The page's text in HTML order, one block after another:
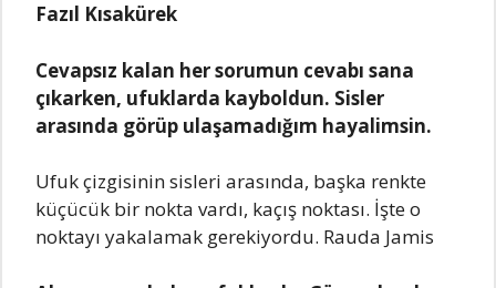
Fazıl Kısakürek
Cevapsız kalan her sorumun cevabı sana
çıkarken, ufuklarda kayboldun. Sisler
arasında görüp ulaşamadığım hayalimsin.
Ufuk çizgisinin sisleri arasında, başka renkte
küçücük bir nokta vardı, kaçış noktası. İşte o
noktayı yakalamak gerekiyordu. Rauda Jamis